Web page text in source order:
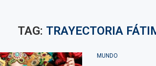
TAG: TRAYECTORIA
MUNDO